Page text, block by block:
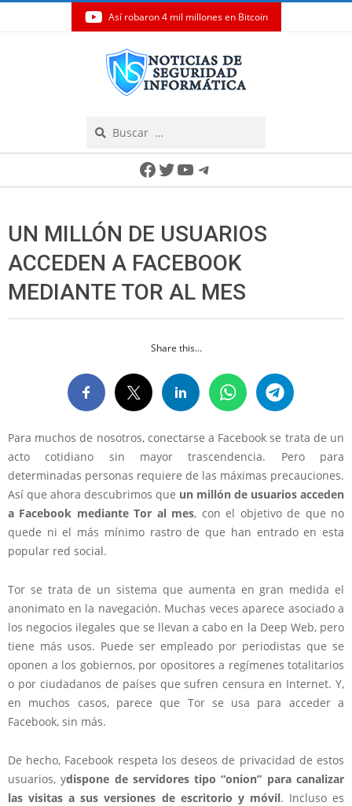
Así robaron 4 mil millones en Bitcoin
Facebook
Twitter
YouTube
Telegram
UN MILLÓN DE USUARIOS
ACCEDEN A FACEBOOK
MEDIANTE TOR AL MES
Share this...
Para muchos de nosotros, conectarse a Facebook se trata de un
acto cotidiano sin mayor trascendencia. Pero para
determinadas personas requiere de las máximas precauciones.
Así que ahora descubrimos que un millón de usuarios acceden
a Facebook mediante Tor al mes, con el objetivo de que no
quede ni el más mínimo rastro de que han entrado en esta
popular red social.
Tor se trata de un sistema que aumenta en gran medida el
anonimato en la navegación. Muchas veces aparece asociado a
los negocios ilegales que se llevan a cabo en la Deep Web, pero
tiene más usos. Puede ser empleado por periodistas que se
oponen a los gobiernos, por opositores a regímenes totalitarios
o por ciudadanos de países que sufren censura en Internet. Y,
en muchos casos, parece que Tor se usa para acceder a
Facebook, sin más.
De hecho, Facebook respeta los deseos de privacidad de estos
usuarios, ydispone de servidores tipo “onion” para canalizar
las visitas a sus versiones de escritorio y móvil. Incluso es